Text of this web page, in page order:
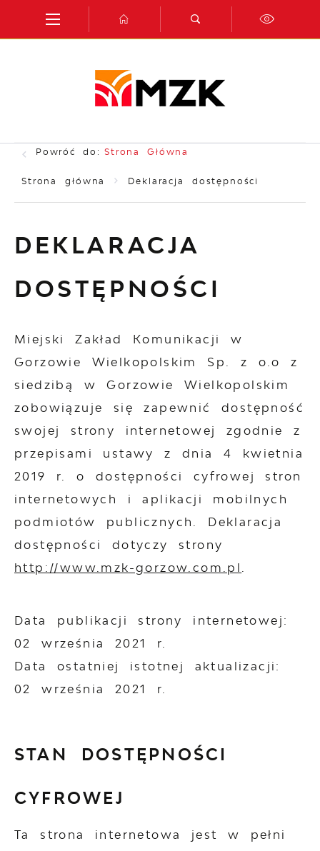
Przejdź do menu.
Przejdź do wyszukiwarki.
Przejdź do treści.
Przejdź do ustawień wielkości czcionki.
Włącz wersję kontrastową strony.
Powróć do: Strona Główna
Strona główna Deklaracja dostępności
DEKLARACJA
DOSTĘPNOŚCI
Miejski Zakład Komunikacji w
Gorzowie Wielkopolskim Sp. z o.o z
siedzibą w Gorzowie Wielkopolskim
zobowiązuje się zapewnić dostępność
swojej strony internetowej
zgodnie z
przepisami ustawy z dnia 4 kwietnia
2019 r. o dostępności cyfrowej stron
internetowych i aplikacji mobilnych
podmiotów publicznych. Deklaracja
dostępności dotyczy strony
http://www.mzk-gorzow.com.pl .
Data publikacji strony internetowej:
02 września 2021 r.
Data ostatniej istotnej aktualizacji:
02 września 2021 r.
STAN DOSTĘPNOŚCI
CYFROWEJ
Ta strona internetowa jest w pełni